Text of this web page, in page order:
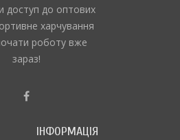
доступ до оптових
харчування
роботу вже
зараз!
ІНФОРМАЦІЯ